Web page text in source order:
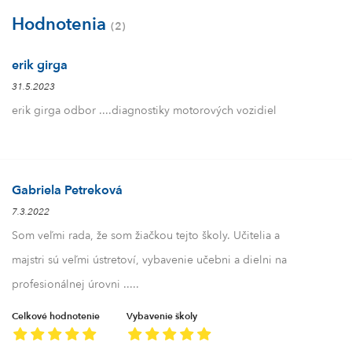
Hodnotenia (2)
erik girga
31.5.2023
erik girga odbor ....diagnostiky motorových vozidiel
Gabriela Petreková
7.3.2022
Som veľmi rada, že som žiačkou tejto školy. Učitelia a
majstri sú veľmi ústretoví, vybavenie učebni a dielni na
profesionálnej úrovni .....
Celkové hodnotenie Vybavenie školy